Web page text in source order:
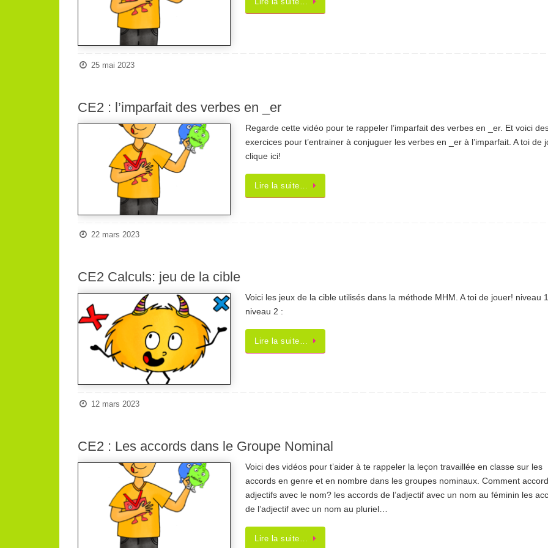
Lire la suite…
25 mai 2023
CE2 : l’imparfait des verbes en _er
Regarde cette vidéo pour te rappeler l’imparfait des verbes en _er. Et voici
exercices pour t’entrainer à conjuguer les verbes en _er à l’imparfait. A toi de
clique ici!
Lire la suite…
22 mars 2023
CE2 Calculs: jeu de la cible
Voici les jeux de la cible utilisés dans la méthode MHM. A toi de jouer! niveau
niveau 2 :
Lire la suite…
12 mars 2023
CE2 : Les accords dans le Groupe Nominal
Voici des vidéos pour t’aider à te rappeler la leçon travaillée en classe sur les
accords en genre et en nombre dans les groupes nominaux. Comment
adjectifs avec le nom? les accords de l’adjectif avec un nom au féminin les
de l’adjectif avec un nom au pluriel…
Lire la suite…